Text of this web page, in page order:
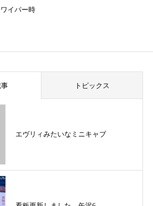
イパー時
トピックス
エヴリィみたいなミニキャブ